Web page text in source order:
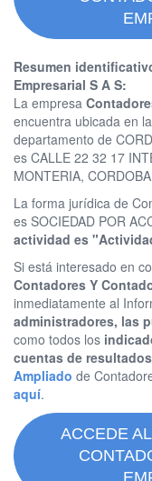
Resumen
Empresarial S A S:
La empresa
encuentra ubicada en
departamento de
es CALLE 22 32 17
MONTERIA,
La forma jurídica de
es SOCIEDAD POR
actividad es
Si está interesado en
Contadores Y
inmediatamente al
administradores, las
como todos los
cuentas de
Ampliado de
aquí.
ACCEDE